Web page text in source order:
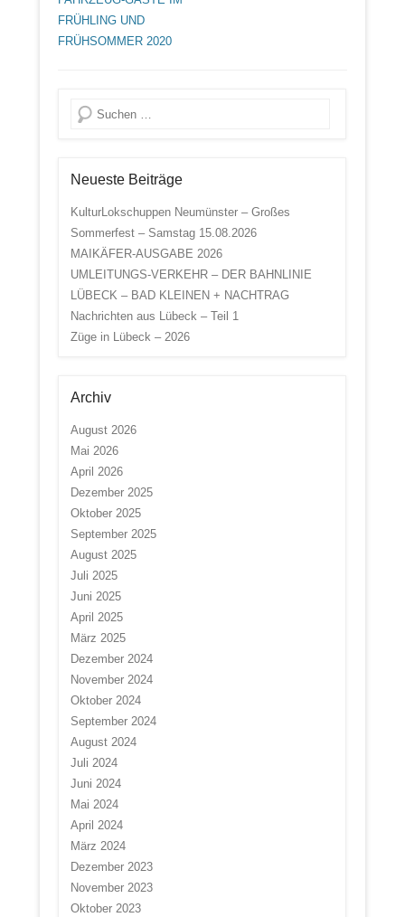
FRÜHLING UND
FRÜHSOMMER 2020
Suche
Neueste Beiträge
KulturLokschuppen Neumünster – Großes
Sommerfest – Samstag 15.08.2026
MAIKÄFER-AUSGABE 2026
UMLEITUNGS-VERKEHR – DER BAHNLINIE
LÜBECK – BAD KLEINEN + NACHTRAG
Nachrichten aus Lübeck – Teil 1
Züge in Lübeck – 2026
Archiv
August 2026
Mai 2026
April 2026
Dezember 2025
Oktober 2025
September 2025
August 2025
Juli 2025
Juni 2025
April 2025
März 2025
Dezember 2024
November 2024
Oktober 2024
September 2024
August 2024
Juli 2024
Juni 2024
Mai 2024
April 2024
März 2024
Dezember 2023
November 2023
Oktober 2023